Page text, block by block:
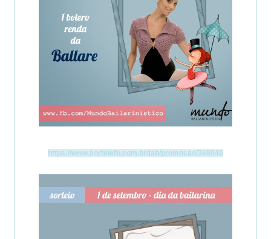
https://www.sorteiefb.com.br/tab/promocao/368040